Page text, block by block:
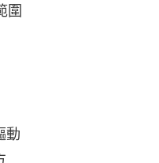
圍
動